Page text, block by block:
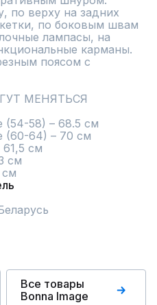
по верху на задних
по боковым швам
лампасы, на
карманы.
поясом с
МЕНЯТЬСЯ
(54-58) – 68.5 см
(60-64) – 70 см
см
см
Все товары
Bonna Image